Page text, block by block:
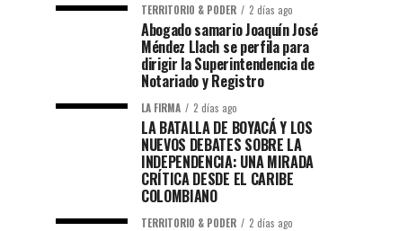
TERRITORIO & PODER 2 días ago
Abogado samario Joaquín José
Méndez Llach se perfila para
dirigir la Superintendencia de
Notariado y Registro
LA FIRMA 2 días ago
LA BATALLA DE BOYACÁ Y LOS
NUEVOS DEBATES SOBRE LA
INDEPENDENCIA: UNA MIRADA
CRÍTICA DESDE EL CARIBE
COLOMBIANO
TERRITORIO & PODER 2 días ago